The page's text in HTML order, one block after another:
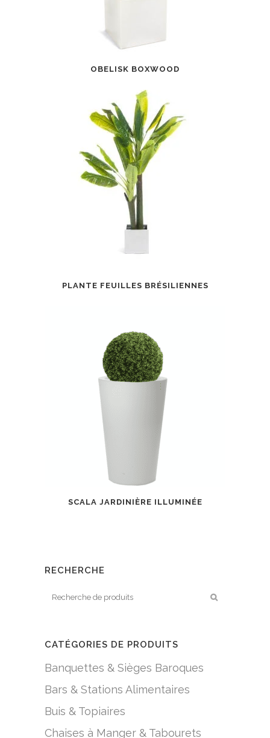
OBELISK BOXWOOD
PLANTE FEUILLES BRÉSILIENNES
SCALA JARDINIÈRE ILLUMINÉE
RECHERCHE
CATÉGORIES DE PRODUITS
Banquettes & Sièges Baroques
Bars & Stations Alimentaires
Buis & Topiaires
Chaises à Manger & Tabourets